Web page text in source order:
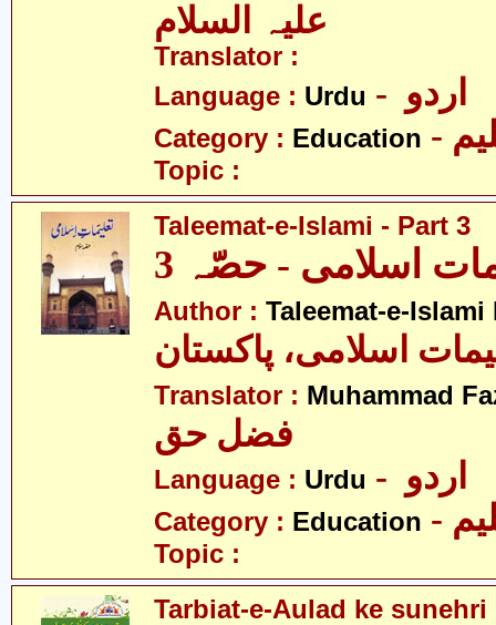
علیہ السلام
Translator :
Language : Urdu
Category : Education
Topic :
Taleemat-e-Islami - Part 3
اسلامی - حصّہ 3
Author : Taleemat-e-Islami
اسلامی، پاکستان
Translator : Muhammad
فضل حق
Language : Urdu
Category : Education
Topic :
Tarbiat-e-Aulad ke